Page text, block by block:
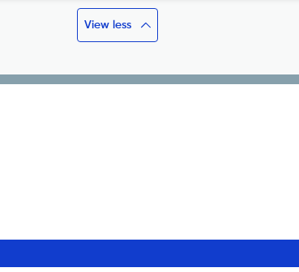
View less